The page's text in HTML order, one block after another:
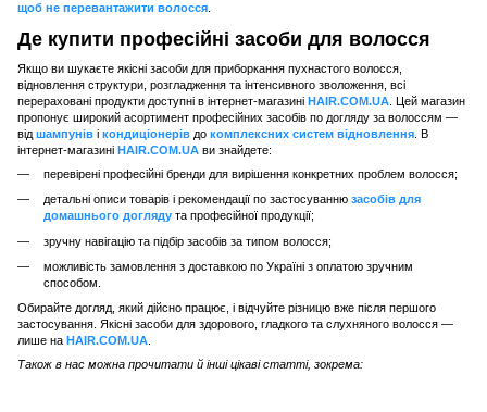
щоб не перевантажити волосся
Де купити професійні засоби для волосся
Якщо ви шукаєте якісні засоби для приборкання пухнастого волосся,
відновлення структури, розгладження та інтенсивного зволоження, всі
перераховані продукти доступні в інтернет-магазині HAIR.COM.UA . Цей магазин
пропонує широкий асортимент професійних засобів по догляду за волоссям —
від шампунів і кондиціонерів до комплексних систем відновлення . В
інтернет-магазині HAIR.COM.UA ви знайдете:
перевірені професійні бренди для вирішення конкретних проблем волосся;
детальні описи товарів і рекомендації по застосуванню засобів для
домашнього догляду та професійної продукції;
зручну навігацію та підбір засобів за типом волосся;
можливість замовлення з доставкою по Україні з оплатою зручним
способом.
Обирайте догляд, який дійсно працює, і відчуйте різницю вже після першого
застосування. Якісні засоби для здорового, гладкого та слухняного волосся —
лише на HAIR.COM.UA
Також в нас можна прочитати й інші цікаві статті, зокрема: